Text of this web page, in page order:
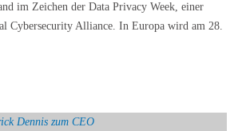
im Zeichen der Data Privacy Week, einer
Cybersecurity Alliance. In Europa wird am 28.